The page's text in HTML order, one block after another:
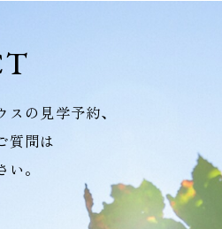
の見学予約、
質問は
。